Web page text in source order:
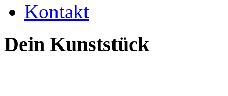
Kontakt
Dein Kunststück